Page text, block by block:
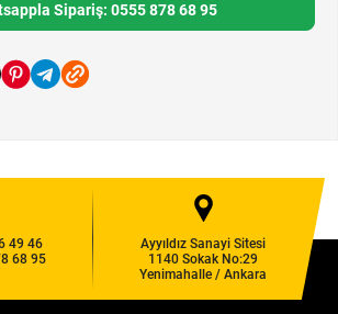
Sipariş: 0555 878 68 95
49 46
68 95
Ayyıldız Sanayi Sitesi
1140 Sokak No:29
Yenimahalle / Ankara